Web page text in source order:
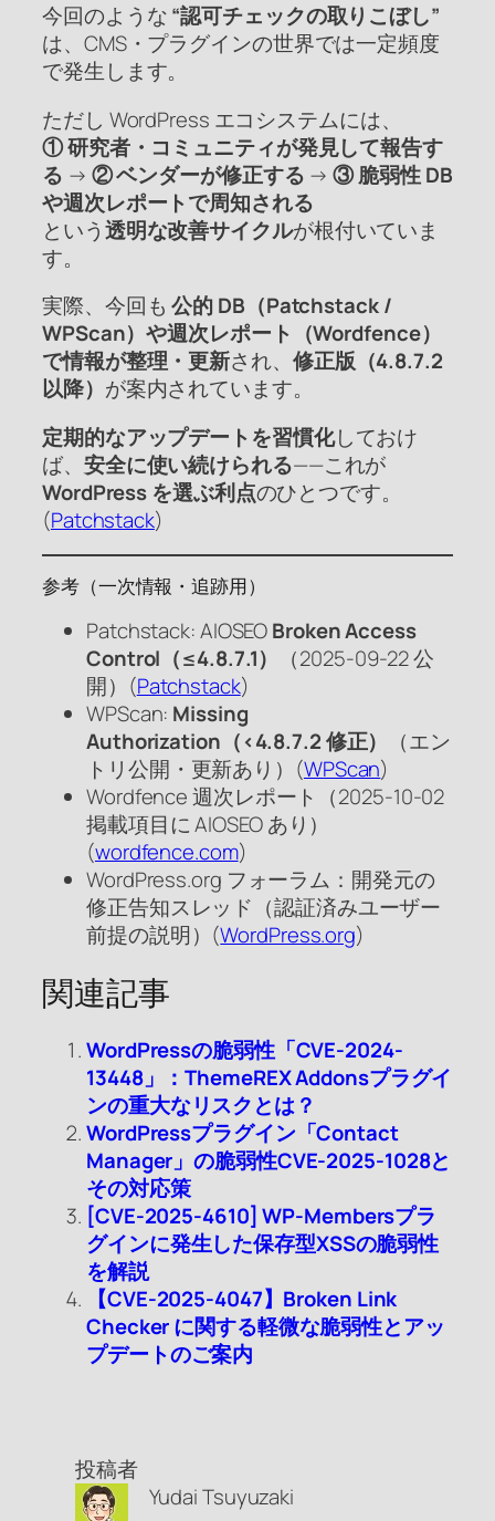
今回のような“認可チェックの取りこぼし”
は、CMS・プラグインの世界では一定頻度
で発生します。
ただし WordPress エコシステムには、
① 研究者・コミュニティが発見して報告す
る → ② ベンダーが修正する →③ 脆弱性 DB
や週次レポートで周知される
という透明な改善サイクルが根付いていま
す。
実際、今回も公的 DB（Patchstack /
WPScan）や週次レポート（Wordfence）
で情報が整理・更新され、 修正版（4.8.7.2
以降） が案内されています。
定期的なアップデートを習慣化しておけ
ば、 安全に使い続けられる——これが
WordPress を選ぶ利点のひとつです。
(Patchstack)
参考（一次情報・追跡用）
Patchstack: AIOSEOBroken Access
Control（≤4.8.7.1）
（2025-09-22 公
開）(Patchstack)
WPScan: Missing
Authorization（<4.8.7.2 修正）
（エン
トリ公開・更新あり）(WPScan)
Wordfence 週次レポート（2025-10-02
掲載項目に AIOSEO あり）
(wordfence.com)
WordPress.org フォーラム：開発元の
修正告知スレッド（認証済みユーザー
前提の説明）(WordPress.org)
関連記事
WordPressの脆弱性「CVE-2024-
13448」：ThemeREX Addonsプラグイ
ンの重大なリスクとは？
WordPressプラグイン「Contact
Manager」の脆弱性CVE-2025-1028と
その対応策
[CVE-2025-4610] WP-Membersプラ
グインに発生した保存型XSSの脆弱性
を解説
【CVE-2025-4047】Broken Link
Checker に関する軽微な脆弱性とアッ
プデートのご案内
投稿者
Yudai Tsuyuzaki